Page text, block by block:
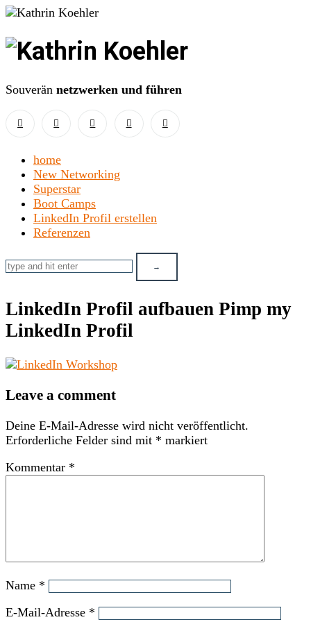
Kathrin
Koehler
Souverän netzwerken und führen
home
New Networking
Superstar
Boot Camps
LinkedIn Profil erstellen
Referenzen
LinkedIn Profil aufbauen Pimp my
LinkedIn Profil
Leave a comment
Deine E-Mail-Adresse wird nicht veröffentlicht.
Erforderliche Felder sind mit * markiert
Kommentar *
Name *
E-Mail-Adresse *